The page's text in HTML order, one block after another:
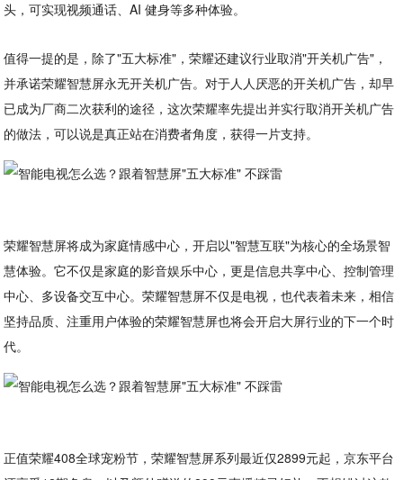
头，可实现视频通话、AI 健身等多种体验。
值得一提的是，除了"五大标准"，荣耀还建议行业取消"开关机广告"，
并承诺荣耀智慧屏永无开关机广告。对于人人厌恶的开关机广告，却早
已成为厂商二次获利的途径，这次荣耀率先提出并实行取消开关机广告
的做法，可以说是真正站在消费者角度，获得一片支持。
荣耀智慧屏将成为家庭情感中心，开启以"智慧互联"为核心的全场景智
慧体验。它不仅是家庭的影音娱乐中心，更是信息共享中心、控制管理
中心、多设备交互中心。荣耀智慧屏不仅是电视，也代表着未来，相信
坚持品质、注重用户体验的荣耀智慧屏也将会开启大屏行业的下一个时
代。
正值荣耀408全球宠粉节，荣耀智慧屏系列最近仅2899元起，京东平台